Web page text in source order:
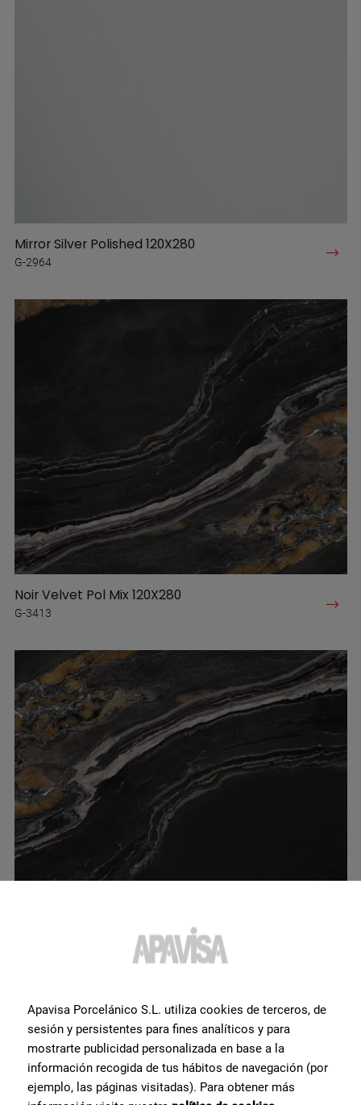
Mirror Silver Polished 120X280
G-2964
Noir Velvet Pol Mix 120X280
G-3413
Noir Velvet Polished Bl-A 120X280
Apavisa Porcelánico S.L. utiliza cookies de terceros, de
sesión y persistentes para fines analíticos y para
mostrarte publicidad personalizada en base a la
información recogida de tus hábitos de navegación (por
ejemplo, las páginas visitadas). Para obtener más